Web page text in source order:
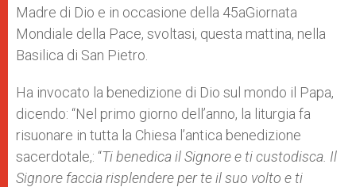
Madre di Dio e in occasione della 45aGiornata
Mondiale della Pace, svoltasi, questa mattina, nella
Basilica di San Pietro.
Ha invocato la benedizione di Dio sul mondo il Papa,
dicendo: “Nel primo giorno dell’anno, la liturgia fa
risuonare in tutta la Chiesa l’antica benedizione
sacerdotale,: “Ti benedica il Signore e ti custodisca. Il
Signore faccia risplendere per te il suo volto e ti